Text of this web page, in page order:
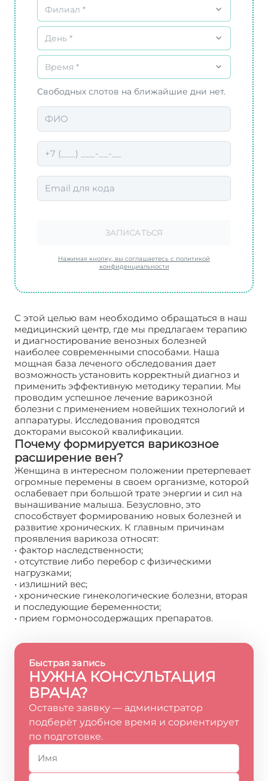
Филиал *
День *
Время *
Свободных слотов на ближайшие дни нет.
ЗАПИСАТЬСЯ
Нажимая кнопку, вы соглашаетесь с политикой
конфиденциальности
С этой целью вам необходимо обращаться в наш
медицинский центр, где мы предлагаем терапию
и диагностирование венозных болезней
наиболее современными способами. Наша
мощная база леченого обследования дает
возможность установить корректный диагноз и
применить эффективную методику терапии. Мы
проводим успешное лечение варикозной
болезни с применением новейших технологий и
аппаратуры. Исследования проводятся
докторами высокой квалификации.
Почему формируется варикозное
расширение вен?
Женщина в интересном положении претерпевает
огромные перемены в своем организме, которой
ослабевает при большой трате энергии и сил на
вынашивание малыша. Безусловно, это
способствует формированию новых болезней и
развитие хронических. К главным причинам
проявления варикоза относят:
• фактор наследственности;
• отсутствие либо перебор с физическими
нагрузками;
• излишний вес;
• хронические гинекологические болезни, вторая
и последующие беременности;
• прием гормоносодержащих препаратов.
Быстрая запись
НУЖНА КОНСУЛЬТАЦИЯ
ВРАЧА?
Оставьте заявку — администратор
подберёт удобное время и сориентирует
по подготовке.